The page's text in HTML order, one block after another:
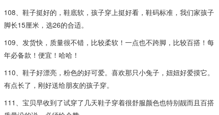
108、鞋子挺好的，鞋底软，孩子穿上挺好看，鞋码标准，我们家孩子
脚长15厘米，选26的合适。
109、发货快，质量很不错，比较柔软！一点也不跨脚，比较百搭！每
年必备款！便宜！哈哈！
110、鞋子好漂亮，粉色的好可爱。喜欢那只小兔子，妞妞好爱摸它。
有点长了，刚好送给朋友的孩子穿。
111、宝贝早收到了试穿了几天鞋子穿着很舒服颜色也特别靓而且百搭